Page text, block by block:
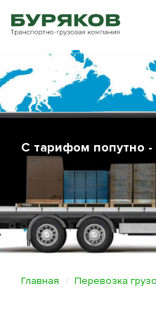
С тарифом попутно
Главная Перевозка